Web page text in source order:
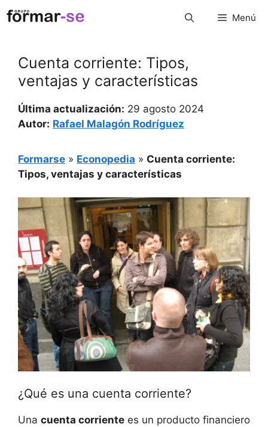
Saltar
al
Menú
Cuenta corriente: Tipos,
ventajas y características
Última actualización: 29 agosto 2024
Autor: Rafael Malagón Rodríguez
Formarse » Econopedia » Cuenta corriente:
Tipos, ventajas y características
¿Qué es una cuenta corriente?
Una cuenta corriente es un producto financiero